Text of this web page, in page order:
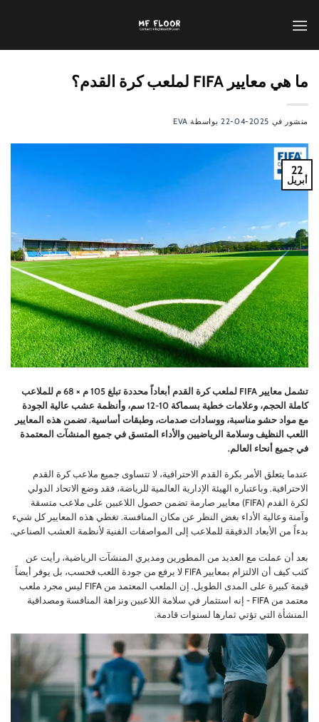
للمحتوى
ما هي معايير FIFA لملعب كرة القدم؟
منشور في 2025-04-22 بواسطة EVA
22
أبريل
تشمل معايير FIFA لملعب كرة القدم أبعاداً محددة تبلغ 105 م × 68 م للملاعب
كاملة الحجم، وعلامات خطية بسماكة 10-12 سم، وأنظمة عشب عالية الجودة
مع مواد حشو مناسبة، ووسادات صدمات، وطبقات أساسية. تضمن هذه المعايير
اللعب النظيف وسلامة الرياضيين والأداء المتسق في جميع المنشآت المعتمدة
في جميع أنحاء العالم.
عندما يتعلق الأمر بكرة القدم الاحترافية، لا تتساوى جميع ملاعب كرة القدم
الاحترافية. وباعتباره الهيئة الإدارية العالمية للرياضة، فقد وضع الاتحاد الدولي
لكرة القدم (FIFA) معايير صارمة تضمن حصول اللاعبين على ملاعب متسقة
وآمنة وعالية الأداء بغض النظر عن مكان المنافسة. تغطي هذه المعايير كل شيء
بدءاً من الأبعاد الدقيقة للملاعب إلى المواصفات الفنية لأنظمة العشب الصناعي.
بعد أن عملت مع العديد من المطورين ومديري المنشآت الرياضية، رأيت عن
كثب كيف أن الالتزام بمعايير FIFA لا يرفع من جودة اللعب فحسب، بل يوفر أيضاً
قيمة كبيرة على المدى الطويل. إن الملعب المعتمد من FIFA ليس مجرد ملعب
معتمد من FIFA - إنه استثمار في سلامة اللاعبين ونزاهة المنافسة ومصداقية
المنشأة التي تؤتي ثمارها لسنوات قادمة.